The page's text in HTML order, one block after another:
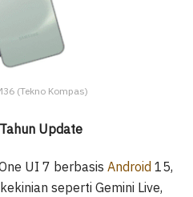
(Tekno Kompas)
Update
UI 7 berbasis Android 15,
seperti Gemini Live,